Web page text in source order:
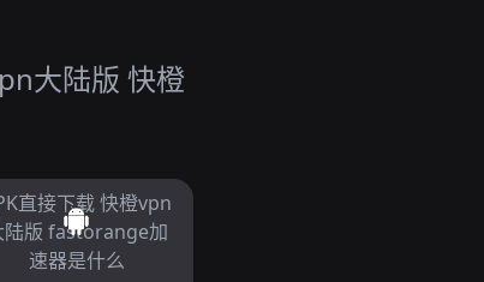
大陆版 快橙
直接下载 快橙vpn
陆版 fastorange加
速器是什么